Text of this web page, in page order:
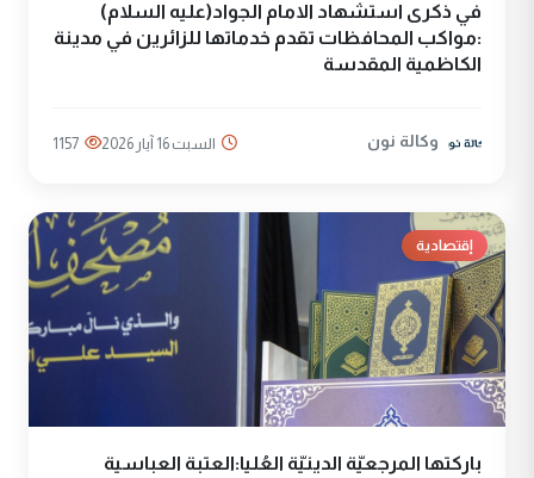
في ذكرى استشهاد الامام الجواد(عليه السلام)
:مواكب المحافظات تقدم خدماتها للزائرين في مدينة
الكاظمية المقدسة
وكالة نون السبت 16 آيار 2026 1157
إقتصادية
باركتها المرجعيّة الدينيّة العُليا:العتبة العباسية